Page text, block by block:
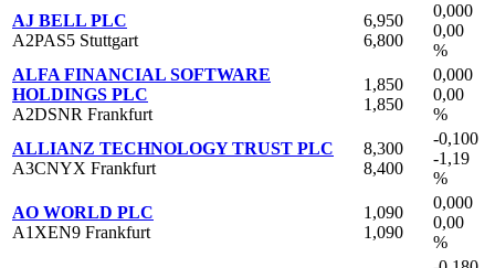
AJ BELL PLC
A2PAS5 Stuttgart
6,950
6,800
0,000
0,00
%
ALFA FINANCIAL SOFTWARE
HOLDINGS PLC
A2DSNR Frankfurt
1,850
1,850
0,000
0,00
%
ALLIANZ TECHNOLOGY TRUST PLC
A3CNYX Frankfurt
8,300
8,400
-0,100
-1,19
%
AO WORLD PLC
A1XEN9 Frankfurt
1,090
1,090
0,000
0,00
%